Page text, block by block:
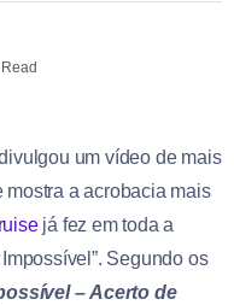
um vídeo de mais
mostra a acrobacia mais
já fez em toda a
Segundo os
– Acerto de